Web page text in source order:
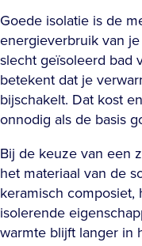
Goede isolatie is de
energieverbruik van
slecht geïsoleerd bad
betekent dat je
bijschakelt. Dat kost
onnodig als de basis
Bij de keuze van een
het materiaal van de
keramisch
isolerende
warmte blijft langer in